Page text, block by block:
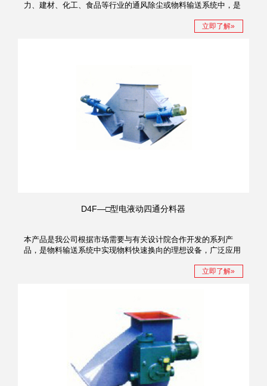
力、建材、化工、食品等行业的通风除尘或物料输送系统中，是
立即了解»
D4F—□型电液动四通分料器
本产品是我公司根据市场需要与有关设计院合作开发的系列产
品，是物料输送系统中实现物料快速换向的理想设备，广泛应用
立即了解»